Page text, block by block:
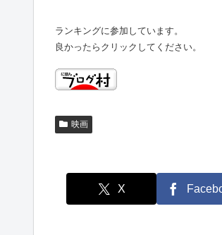
ランキングに参加しています。
良かったらクリックしてください。
映画
X